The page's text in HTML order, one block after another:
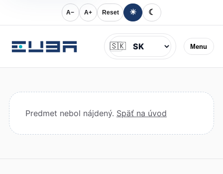
A− A+ Reset ☀ ☾
Menu
Jazyk
🇸🇰
Predmet nebol nájdený. Späť na úvod